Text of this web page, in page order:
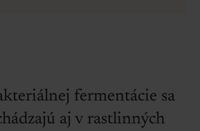
fermentácie sa
aj v rastlinných